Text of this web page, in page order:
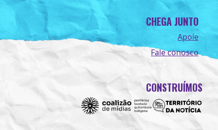
CHEGA JUNTO
Apoie
Fale conosco
CONSTRUÍMOS